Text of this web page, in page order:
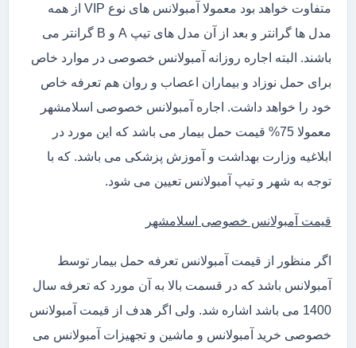
متفاوت خواهد بود معمولا آمبولانس های نوع VIP از همه
مدل ها گرانتر و بعد از آن مدل های تیپ A و B گرانتر می
باشند. البته اجاره روزانه آمبولانس خصوصی در موارد خاص
برای حمل نوزاد و بیماران اعصاب و روان هم تعرفه خاص
خود را خواهد داشت. اجاره آمبولانس خصوصی اسلامشهر
معمولا 75% قیمت حمل بیمار می باشد که این مورد در
ابلاغیه وزارت بهداشت و آموزش پزشکی می باشد. که با
توجه به شهر و تیپ آمبولانس تعیین می شود.
قیمت آمبولانس خصوصی اسلامشهر
اگر منظور از قیمت آمبولانس تعرفه حمل بیمار توسط
آمبولانس باشد که در قسمت بالا به آن مورد که تعرفه سال
1400 می باشد اشاره شد. ولی اگر هدف از قیمت آمبولانس
خصوصی خرید آمبولانس و ماشین و تجهیزات آمبولانس می